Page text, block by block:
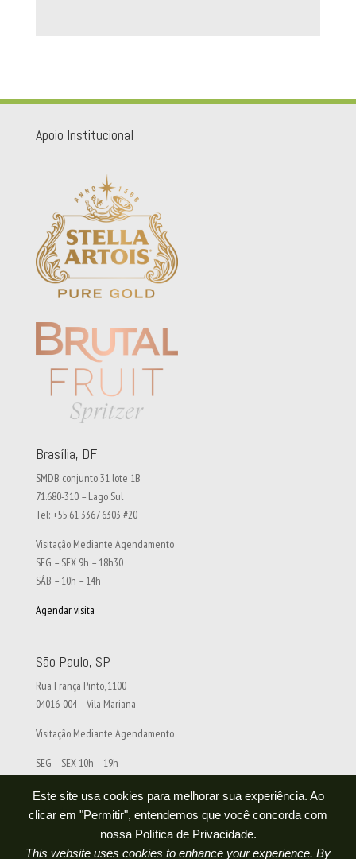
Este site usa cookies para melhorar sua experiência. Ao
clicar em "Permitir", entendemos que você concorda com
nossa Política de Privacidade.
This website uses cookies to enhance your experience. By
Apoio Institucional
Brasília, DF
SMDB conjunto 31 lote 1B
71.680-310 – Lago Sul
Tel: +55 61 3367 6303 #20
Visitação Mediante Agendamento
SEG – SEX 9h – 18h30
SÁB – 10h – 14h
Agendar visita
São Paulo, SP
Rua França Pinto, 1100
04016-004 – Vila Mariana
Visitação Mediante Agendamento
SEG – SEX 10h – 19h
Agendar visita
Redes Sociais